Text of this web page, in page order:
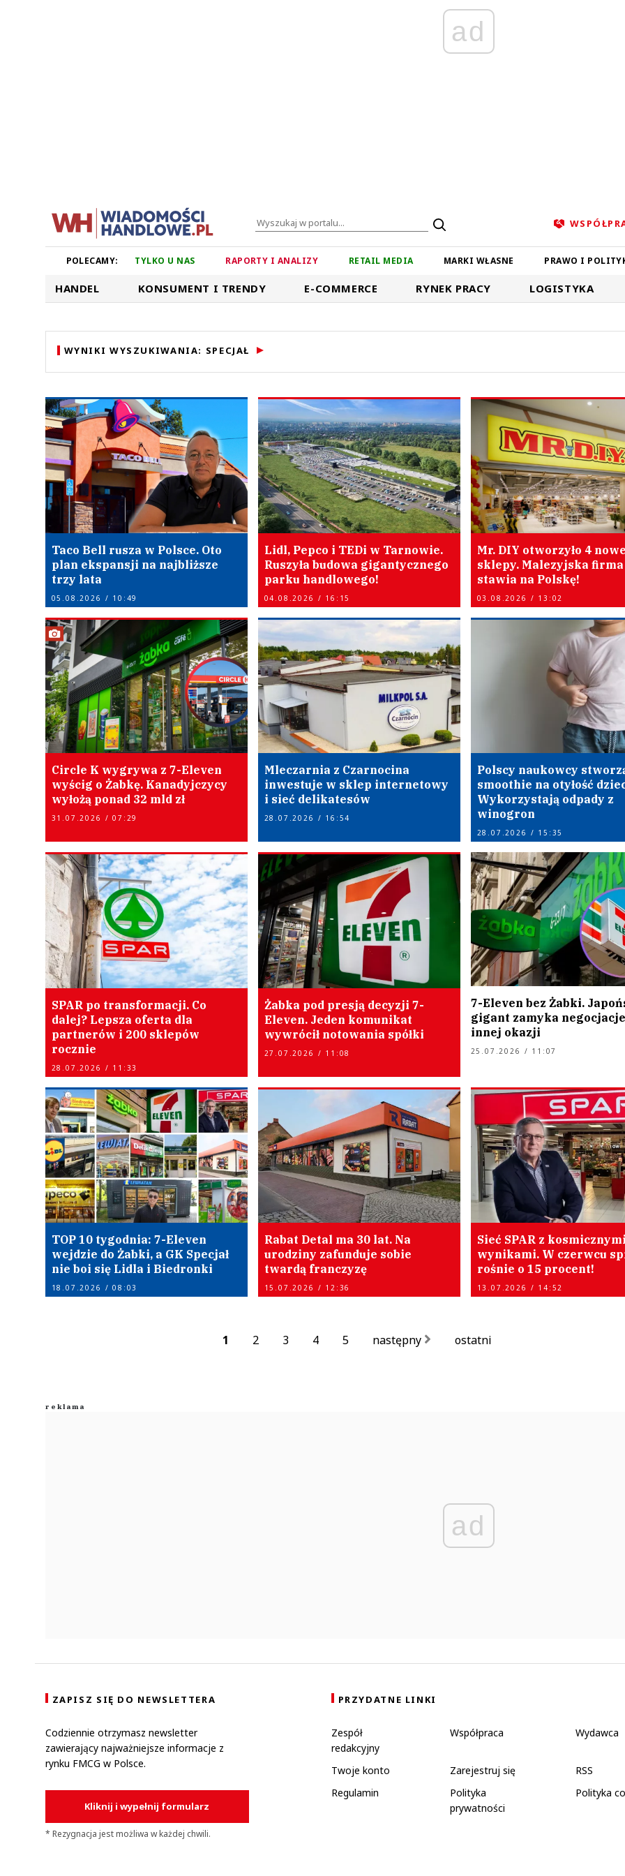
ad
POLECAMY: TYLKO U NAS RAPORTY I ANALIZY RETAIL MEDIA MARKI WŁASNE PRAWO I
HANDEL KONSUMENT I TRENDY E-COMMERCE RYNEK PRACY LOGISTYKA
WYNIKI WYSZUKIWANIA: SPECJAŁ
Taco Bell rusza w Polsce. Oto
plan ekspansji na najbliższe
trzy lata
05.08.2026 / 10:49
Lidl, Pepco i TEDi w Tarnowie.
Ruszyła budowa gigantycznego
parku handlowego!
04.08.2026 / 16:15
Mr. DIY otworzyło 4
sklepy. Malezyjska firma
stawia na Polskę!
03.08.2026 / 13:02
Circle K wygrywa z 7-Eleven
wyścig o Żabkę. Kanadyjczycy
wyłożą ponad 32 mld zł
31.07.2026 / 07:29
Mleczarnia z Czarnocina
inwestuje w sklep internetowy
i sieć delikatesów
28.07.2026 / 16:54
Polscy naukowcy
smoothie na otyłość
Wykorzystają odpady z
winogron
28.07.2026 / 15:35
SPAR po transformacji. Co
dalej? Lepsza oferta dla
partnerów i 200 sklepów
rocznie
28.07.2026 / 11:33
Żabka pod presją decyzji 7-
Eleven. Jeden komunikat
wywrócił notowania spółki
27.07.2026 / 11:08
7-Eleven bez Żabki.
gigant zamyka
innej okazji
25.07.2026 / 11:07
TOP 10 tygodnia: 7-Eleven
wejdzie do Żabki, a GK Specjał
nie boi się Lidla i Biedronki
18.07.2026 / 08:03
Rabat Detal ma 30 lat. Na
urodziny zafunduje sobie
twardą franczyzę
15.07.2026 / 12:36
Sieć SPAR z
wynikami. W czerwcu
rośnie o 15 procent!
13.07.2026 / 14:52
1 2 3 4 5 następny ostatni
ad
ZAPISZ SIĘ DO NEWSLETTERA
Codziennie otrzymasz newsletter
zawierający najważniejsze informacje z
rynku FMCG w Polsce.
Kliknij i wypełnij formularz
* Rezygnacja jest możliwa w każdej chwili.
PRZYDATNE LINKI
Zespół
redakcyjny
Współpraca Wydawca
Twoje konto Zarejestruj się
RSS
Regulamin
Polityka
prywatności
Polityka